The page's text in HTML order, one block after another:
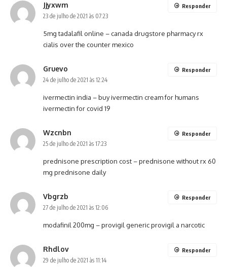
Jjyxwm
23 de julho de 2021 às 07:23
5mg tadalafil online – canada drugstore pharmacy rx
cialis over the counter mexico
Responder
Gruevo
24 de julho de 2021 às 12:24
ivermectin india –buy ivermectin cream for humans
ivermectin for covid 19
Responder
Wzcnbn
25 de julho de 2021 às 17:23
prednisone prescription cost –prednisone without rx 60
mg prednisone daily
Responder
Vbgrzb
27 de julho de 2021 às 12:06
modafinil 200mg –provigil genericprovigil a narcotic
Responder
Rhdlov
29 de julho de 2021 às 11:14
Responder